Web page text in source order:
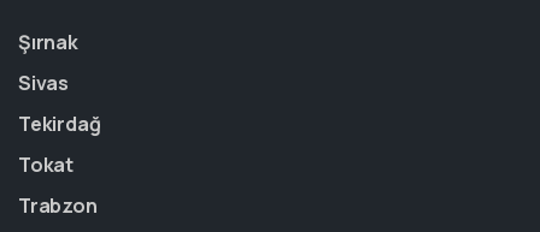
Şırnak
Sivas
Tekirdağ
Tokat
Trabzon